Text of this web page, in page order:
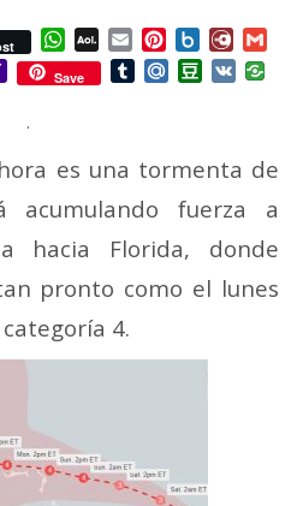
WhatsApp
AOL
Mail
EmailPinterest
Box.net
YahooSave TumblrMail.RuDouban
VK
.
es una tormenta de
fuerza a
hacia Florida, donde
pronto como el lunes
4.